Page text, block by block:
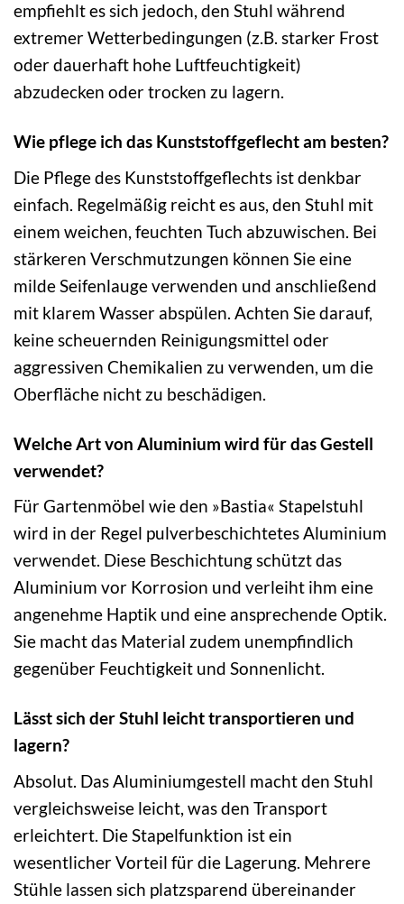
empfiehlt es sich jedoch, den Stuhl während
extremer Wetterbedingungen (z.B. starker Frost
oder dauerhaft hohe Luftfeuchtigkeit)
abzudecken oder trocken zu lagern.
Wie pflege ich das Kunststoffgeflecht am besten?
Die Pflege des Kunststoffgeflechts ist denkbar
einfach. Regelmäßig reicht es aus, den Stuhl mit
einem weichen, feuchten Tuch abzuwischen. Bei
stärkeren Verschmutzungen können Sie eine
milde Seifenlauge verwenden und anschließend
mit klarem Wasser abspülen. Achten Sie darauf,
keine scheuernden Reinigungsmittel oder
aggressiven Chemikalien zu verwenden, um die
Oberfläche nicht zu beschädigen.
Welche Art von Aluminium wird für das Gestell
verwendet?
Für Gartenmöbel wie den »Bastia« Stapelstuhl
wird in der Regel pulverbeschichtetes Aluminium
verwendet. Diese Beschichtung schützt das
Aluminium vor Korrosion und verleiht ihm eine
angenehme Haptik und eine ansprechende Optik.
Sie macht das Material zudem unempfindlich
gegenüber Feuchtigkeit und Sonnenlicht.
Lässt sich der Stuhl leicht transportieren und
lagern?
Absolut. Das Aluminiumgestell macht den Stuhl
vergleichsweise leicht, was den Transport
erleichtert. Die Stapelfunktion ist ein
wesentlicher Vorteil für die Lagerung. Mehrere
Stühle lassen sich platzsparend übereinander